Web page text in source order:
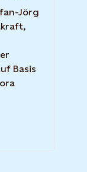
Jörg
Basis